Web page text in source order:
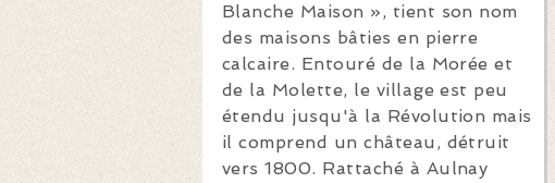
Blanche Maison », tient son nom
des maisons bâties en pierre
calcaire. Entouré de la Morée et
de la Molette, le village est peu
étendu jusqu'à la Révolution mais
il comprend un château, détruit
vers 1800. Rattaché à Aulnay